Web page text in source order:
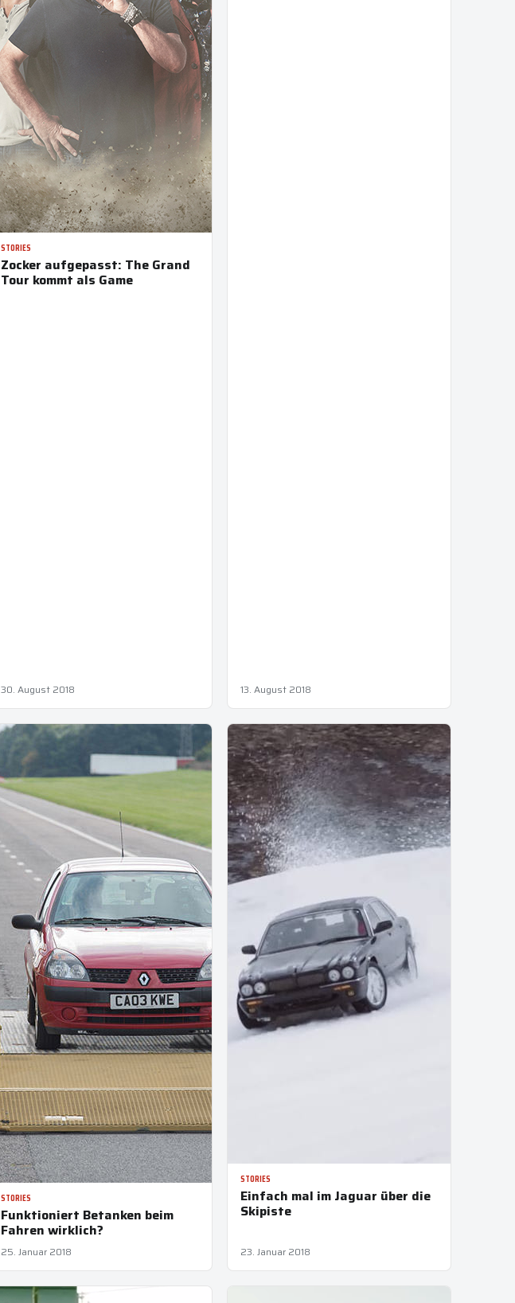
STORIES
Zocker aufgepasst: The Grand
Tour kommt als Game
30. August 2018 13. August 2018
STORIES
Funktioniert Betanken beim
Fahren wirklich?
25. Januar 2018
STORIES
Einfach mal im Jaguar über die
Skipiste
23. Januar 2018